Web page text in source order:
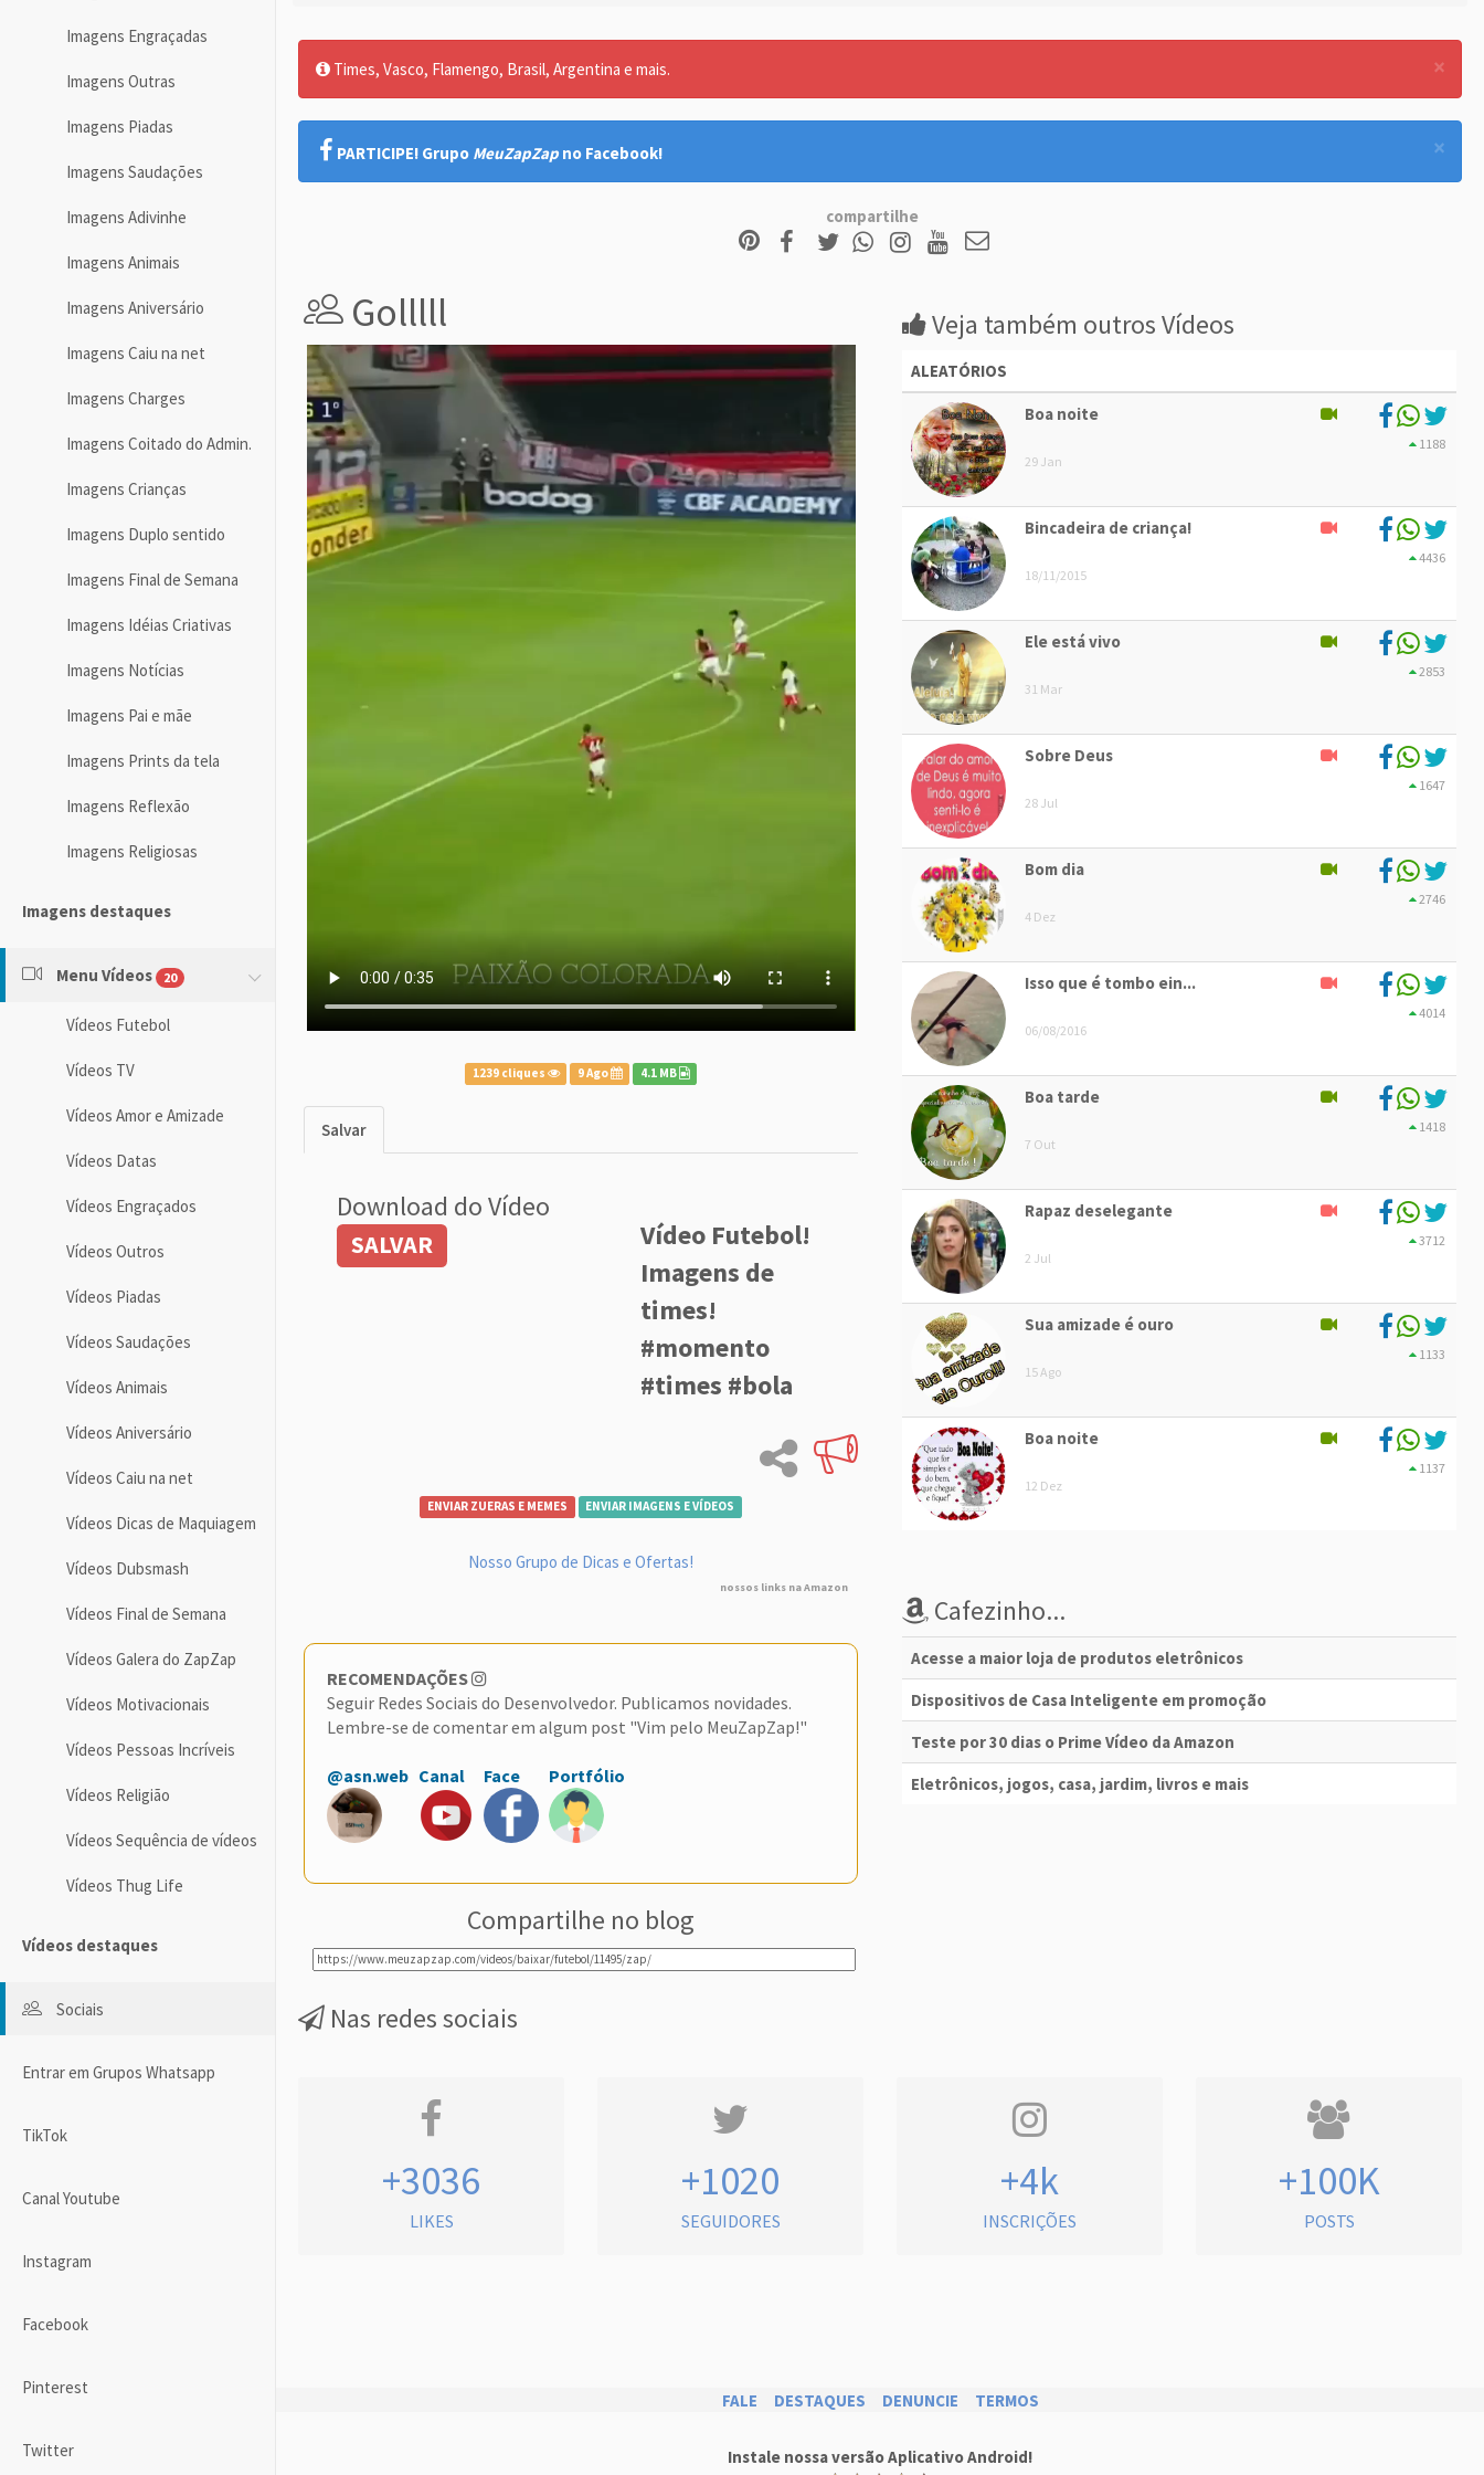
Imagens Engraçadas
Imagens Outras
Imagens Piadas
Imagens Saudações
Imagens Adivinhe
Imagens Animais
Imagens Aniversário
Imagens Caiu na net
Imagens Charges
Imagens Coitado do Admin.
Imagens Crianças
Imagens Duplo sentido
Imagens Final de Semana
Imagens Idéias Criativas
Imagens Notícias
Imagens Pai e mãe
Imagens Prints da tela
Imagens Reflexão
Imagens Religiosas
Imagens destaques
Menu Vídeos 20
Vídeos Futebol
Vídeos TV
Vídeos Amor e Amizade
Vídeos Datas
Vídeos Engraçados
Vídeos Outros
Vídeos Piadas
Vídeos Saudações
Vídeos Animais
Vídeos Aniversário
Vídeos Caiu na net
Vídeos Dicas de Maquiagem
Vídeos Dubsmash
Vídeos Final de Semana
Vídeos Galera do ZapZap
Vídeos Motivacionais
Vídeos Pessoas Incríveis
Vídeos Religião
Vídeos Sequência de vídeos
Vídeos Thug Life
Vídeos destaques
Sociais
Entrar em Grupos Whatsapp
TikTok
Canal Youtube
Instagram
Facebook
Pinterest
Twitter
×
Times, Vasco, Flamengo, Brasil, Argentina e mais.
×
PARTICIPE! Grupo MeuZapZap no Facebook!
compartilhe
Golllll
1239 cliques 9 Ago 4.1 MB
Salvar
Download do Vídeo
SALVAR
Vídeo Futebol!
Imagens de
times!
#momento
#times #bola
ENVIAR ZUERAS E MEMES ENVIAR IMAGENS E VÍDEOS
Nosso Grupo de Dicas e Ofertas!
nossos links na Amazon
RECOMENDAÇÕES
Seguir Redes Sociais do Desenvolvedor. Publicamos novidades.
Lembre-se de comentar em algum post "Vim pelo MeuZapZap!"
@asn.web Canal Face Portfólio
Compartilhe no blog
Veja também outros Vídeos
ALEATÓRIOS
Boa noite
29 Jan
1188
Bincadeira de criança!
18/11/2015
4436
Ele está vivo
31 Mar
2853
Sobre Deus
28 Jul
1647
Bom dia
4 Dez
2746
Isso que é tombo ein...
06/08/2016
4014
Boa tarde
7 Out
1418
Rapaz deselegante
2 Jul
3712
Sua amizade é ouro
15 Ago
1133
Boa noite
12 Dez
1137
Cafezinho...
Acesse a maior loja de produtos eletrônicos
Dispositivos de Casa Inteligente em promoção
Teste por 30 dias o Prime Vídeo da Amazon
Eletrônicos, jogos, casa, jardim, livros e mais
Nas redes sociais
+3036
LIKES
+1020
SEGUIDORES
+4k
INSCRIÇÕES
+100K
POSTS
FALE DESTAQUES DENUNCIE TERMOS
Instale nossa versão Aplicativo Android!